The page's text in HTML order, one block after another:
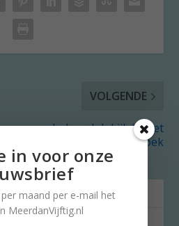
VOLGENDE
In leesclub kijk je met
andere ogen naar boek
in voor onze
maand per e-mail het
MeerdanVijftig.nl